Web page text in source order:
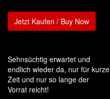
Jetzt Kaufen / Buy Now
Sehnsüchtig erwartet und
endlich wieder da, nur für kurze
Zeit und nur so lange der
Vorrat reicht!